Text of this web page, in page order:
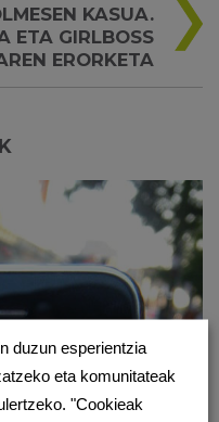
KASUA.
ETA GIRLBOSS
ERORKETA
duzun esperientzia
eta komunitateak
"Cookieak